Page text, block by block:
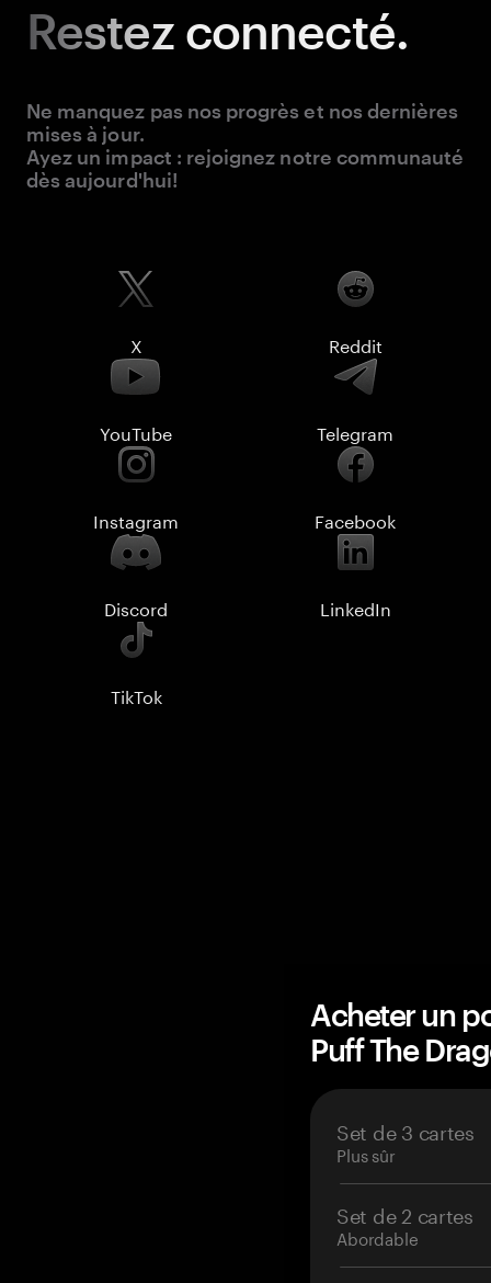
Restezconnecté.
Ne manquez pas nos progrès et nos dernières
mises à jour.
Ayez un impact : rejoignez notre communauté
dès aujourd'hui!
X Reddit
YouTube Telegram
Instagram Facebook
Discord LinkedIn
TikTok
Acheter un
Puff The
Set de 3 cartes
Plus sûr
Set de 2 cartes
Abordable